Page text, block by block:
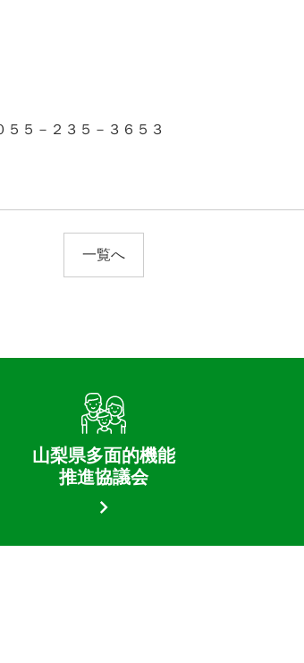
５－２３５－３６５３
一覧へ
山梨県多面的機能
推進協議会